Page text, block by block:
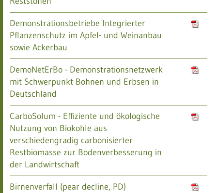
Demonstrationsbetriebe Integrierter
Pflanzenschutz im Apfel- und Weinanbau
sowie Ackerbau
DemoNetErBo - Demonstrationsnetzwerk
mit Schwerpunkt Bohnen und Erbsen in
Deutschland
CarboSolum - Effiziente und ökologische
Nutzung von Biokohle aus
verschiedengradig carbonisierter
Restbiomasse zur Bodenverbesserung in
der Landwirtschaft
Birnenverfall (pear decline, PD)